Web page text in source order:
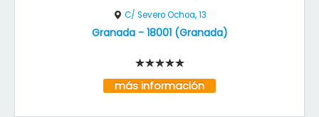
C/ Severo Ochoa, 13
Granada- 18001(Granada)
más información